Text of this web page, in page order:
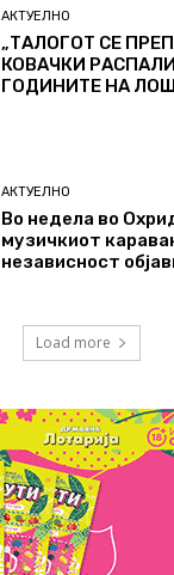
АКТУЕЛНО
„ТАЛОГОТ СЕ
КОВАЧКИ
ГОДИНИТЕ НА
АКТУЕЛНО
Во недела во
музичкиот
независност
Load more